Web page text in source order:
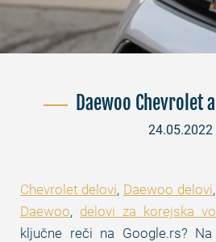
Daewoo Chevrolet
24.05.2022
Chevrolet delovi, Daewoo delovi,
Daewoo, delovi za korejska
ključne reči na Google.rs?